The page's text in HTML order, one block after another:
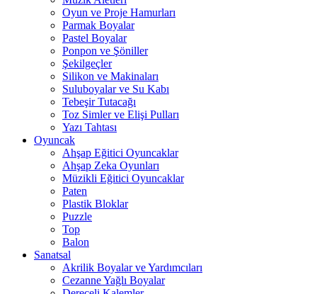
Oyun ve Proje Hamurları
Parmak Boyalar
Pastel Boyalar
Ponpon ve Şöniller
Şekilgeçler
Silikon ve Makinaları
Suluboyalar ve Su Kabı
Tebeşir Tutacağı
Toz Simler ve Elişi Pulları
Yazı Tahtası
Oyuncak
Ahşap Eğitici Oyuncaklar
Ahşap Zeka Oyunları
Müzikli Eğitici Oyuncaklar
Paten
Plastik Bloklar
Puzzle
Top
Balon
Sanatsal
Akrilik Boyalar ve Yardımcıları
Cezanne Yağlı Boyalar